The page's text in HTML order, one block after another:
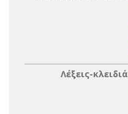
Λέξεις-κλειδιά